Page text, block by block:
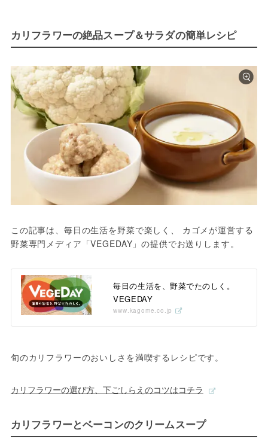
カリフラワーの絶品スープ＆サラダの簡単レシピ
この記事は、毎日の生活を野菜で楽しく、 カゴメが運営する
野菜専門メディア「VEGEDAY」の提供でお送りします。
毎日の生活を、野菜でたのしく。
VEGEDAY
www.kagome.co.jp
旬のカリフラワーのおいしさを満喫するレシピです。
カリフラワーの選び方、下ごしらえのコツはコチラ
カリフラワーとベーコンのクリームスープ